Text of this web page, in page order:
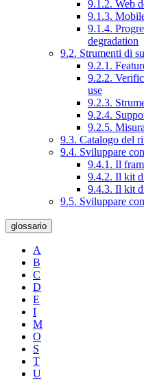
9.1.2. Web
9.1.3.
9.1.4.
degradation
9.2. Strumenti di
9.2.1.
9.2.2.
use
9.2.3.
9.2.4.
9.2.5.
9.3. Catalogo del
9.4. Sviluppare
9.4.1. Il
9.4.2. Il kit
9.4.3. Il kit
9.5. Sviluppare
glossario
A
B
C
D
E
I
M
O
S
T
U